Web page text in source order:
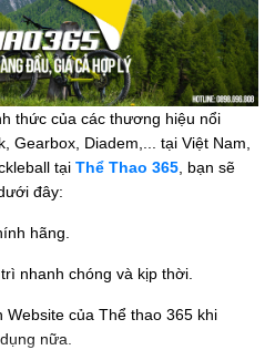
thức của các thương hiệu nổi
Gearbox, Diadem,... tại Việt Nam,
tại Thể Thao 365 , bạn sẽ
đây:
hãng.
nhanh chóng và kịp thời.
Website của Thể thao 365 khi
nữa.